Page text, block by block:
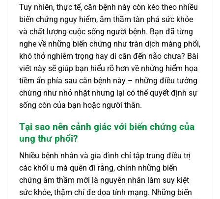
Tuy nhiên, thực tế, căn bệnh này còn kéo theo nhiều
biến chứng nguy hiểm, âm thầm tàn phá sức khỏe
và chất lượng cuộc sống người bệnh. Bạn đã từng
nghe về những biến chứng như tràn dịch màng phổi,
khó thở nghiêm trọng hay di căn đến não chưa? Bài
viết này sẽ giúp bạn hiểu rõ hơn về những hiểm họa
tiềm ẩn phía sau căn bệnh này – những điều tưởng
chừng như nhỏ nhặt nhưng lại có thể quyết định sự
sống còn của bạn hoặc người thân.
Tại sao nên cảnh giác với biến chứng của
ung thư phổi?
Nhiều bệnh nhân và gia đình chỉ tập trung điều trị
các khối u mà quên đi rằng, chính những biến
chứng âm thầm mới là nguyên nhân làm suy kiệt
sức khỏe, thậm chí đe dọa tính mạng. Những biến